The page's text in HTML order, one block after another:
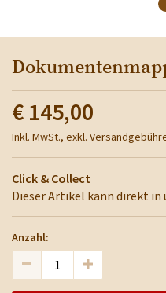
€ 145,00
Inkl. MwSt., exkl.
Click & Collect
Dieser Artikel kann direkt
Anzahl: